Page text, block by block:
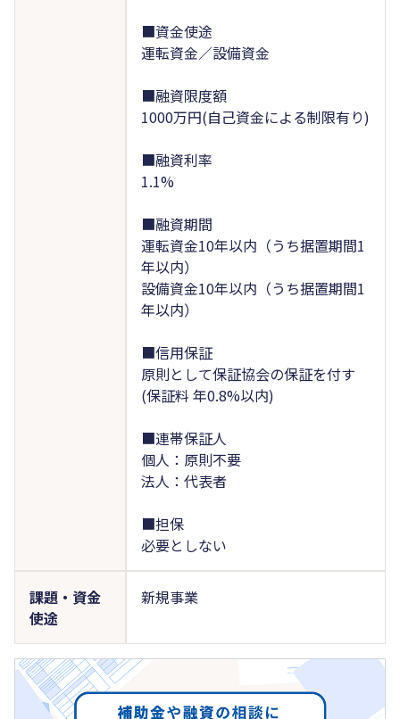
■資金使途
運転資金／設備資金
■融資限度額
1000万円(自己資金による制限有り)
■融資利率
1.1%
■融資期間
運転資金10年以内（うち据置期間1
年以内）
設備資金10年以内（うち据置期間1
年以内）
■信用保証
原則として保証協会の保証を付す
(保証料 年0.8%以内)
■連帯保証人
個人：原則不要
法人：代表者
■担保
必要としない
課題・資金
使途
新規事業